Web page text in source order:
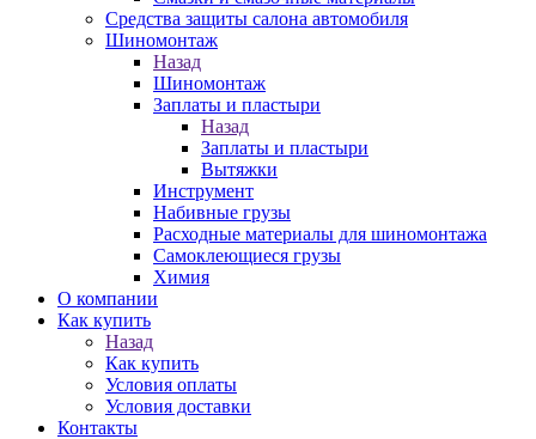
Средства защиты салона автомобиля
Шиномонтаж
Назад
Шиномонтаж
Заплаты и пластыри
Назад
Заплаты и пластыри
Вытяжки
Инструмент
Набивные грузы
Расходные материалы для шиномонтажа
Самоклеющиеся грузы
Химия
О компании
Как купить
Назад
Как купить
Условия оплаты
Условия доставки
Контакты